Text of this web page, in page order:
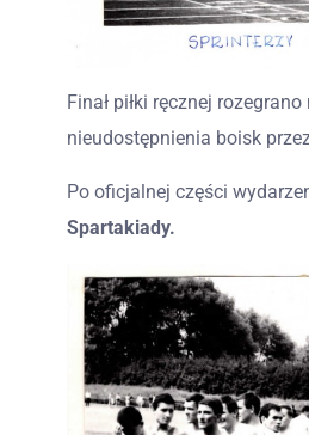
Finał piłki ręcznej
nieudostępnienia boisk
Po oficjalnej części
Spartakiady.